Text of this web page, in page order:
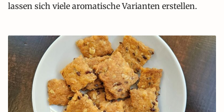
lassen sich viele aromatische Varianten erstellen.